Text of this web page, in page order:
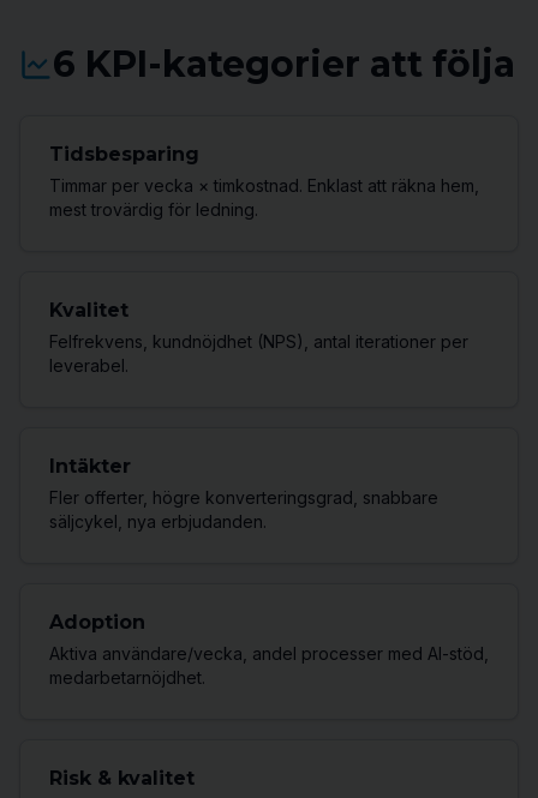
6 KPI-kategorier att följa
Tidsbesparing
Timmar per vecka × timkostnad. Enklast att räkna hem,
mest trovärdig för ledning.
Kvalitet
Felfrekvens, kundnöjdhet (NPS), antal iterationer per
leverabel.
Intäkter
Fler offerter, högre konverteringsgrad, snabbare
säljcykel, nya erbjudanden.
Adoption
Aktiva användare/vecka, andel processer med AI-stöd,
medarbetarnöjdhet.
Risk & kvalitet